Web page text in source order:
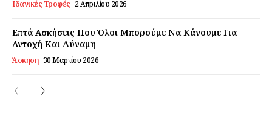
Ιδανικές Τροφές 2 Απριλίου 2026
Επτά Ασκήσεις Που Όλοι Μπορούμε Να Κάνουμε Για
Αντοχή Και Δύναμη
Άσκηση 30 Μαρτίου 2026